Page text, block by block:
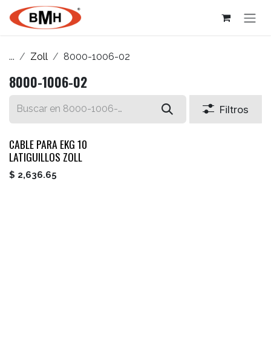
Ir al contenido
... Zoll 8000-1006-02
8000-1006-02
Filtros
CABLE PARA EKG 10
LATIGUILLOS ZOLL
$ 2,636.65